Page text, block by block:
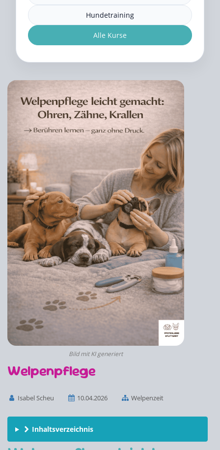
Hundetraining
Alle Kurse
Bild mit KI generiert
Welpenpflege
Isabel Scheu 10.04.2026 Welpenzeit
Inhaltsverzeichnis